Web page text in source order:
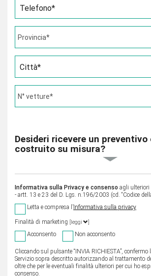
Telefono*
Città*
Desideri ricevere un preventivo
costruito su misura?
Informativa sulla Privacy e consenso agli
- artt. 13 e 23 del D. Lgs. n.196/2003 (cd. “Codice
Letta e compresa l’ Informativa sulla privacy
Finalità di marketing [leggi
Acconsento Non acconsento
Cliccando sul pulsante “INVIA RICHIESTA”, confermo
Servizio sopra descritto autorizzando al trattamento
oltre che per le eventuali finalità ulteriori per cui ho
consenso.